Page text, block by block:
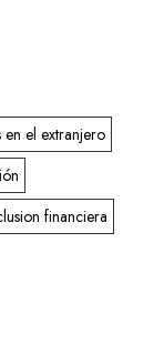
en el extranjero
financiera